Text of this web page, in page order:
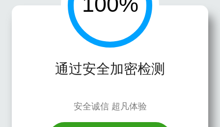
通过安全加密检测
安全诚信 超凡体验